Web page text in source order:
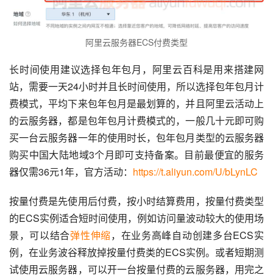
阿里云服务器ECS付费类型
长时间使用建议选择包年包月，阿里云百科是用来搭建网
站，需要一天24小时并且长时间使用，所以选择包年包月计
费模式，平均下来包年包月是最划算的，并且阿里云活动上
的云服务器，都是包年包月计费模式的，一般几十元即可购
买一台云服务器一年的使用时长，包年包月类型的云服务器
购买中国大陆地域3个月即可支持备案。目前最便宜的服务
器仅需36元1年，官方活动： https://t.aliyun.com/U/bLynLC
按量付费是先使用后付费，按小时结算费用，按量付费类型
的ECS实例适合短时间使用，例如访问量波动较大的使用场
景，可以结合弹性伸缩，在业务高峰自动创建多台ECS实
例，在业务波谷释放掉按量付费类的ECS实例。或者短期测
试使用云服务器，可以开一台按量付费的云服务器，用完之